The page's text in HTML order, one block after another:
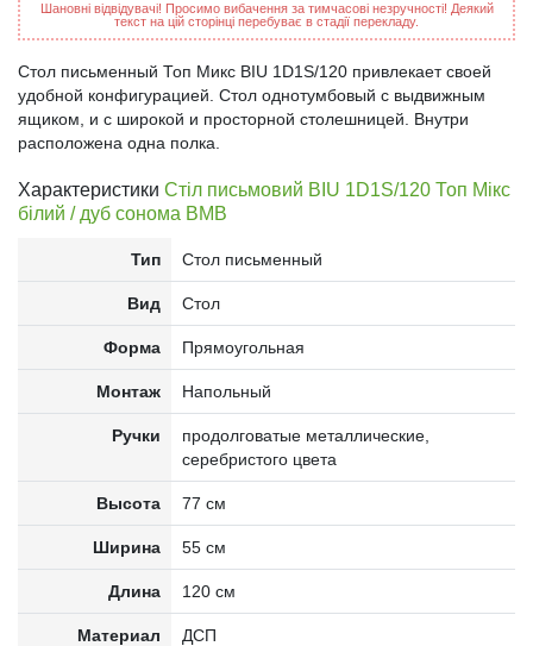
Шановні відвідувачі! Просимо вибачення за тимчасові незручності! Деякий
текст на цій сторінці перебуває в стадії перекладу.
Стол письменный Топ Микс BIU 1D1S/120 привлекает своей
удобной конфигурацией. Стол однотумбовый с выдвижным
ящиком, и с широкой и просторной столешницей. Внутри
расположена одна полка.
Характеристики Стіл письмовий BIU 1D1S/120 Топ Мікс
білий / дуб сонома ВМВ
Тип Стол письменный
Вид Стол
Форма Прямоугольная
Монтаж Напольный
Ручки
продолговатые металлические,
серебристого цвета
Высота 77 см
Ширина 55 см
Длина 120 см
Материал
ДСП